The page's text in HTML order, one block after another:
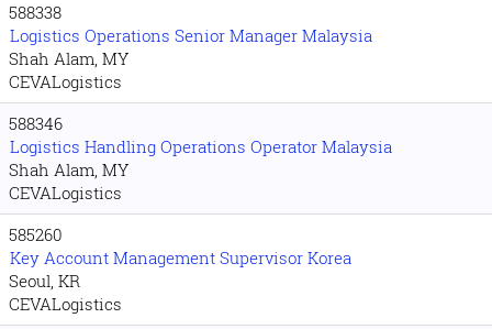
588338
Logistics Operations Senior Manager Malaysia
Shah Alam, MY
CEVALogistics
588346
Logistics Handling Operations Operator Malaysia
Shah Alam, MY
CEVALogistics
585260
Key Account Management Supervisor Korea
Seoul, KR
CEVALogistics